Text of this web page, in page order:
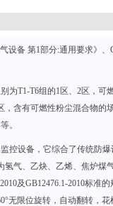
设备 第1部分:通用要求》
为T1-T6组的1区、2区，
，含有可燃性粉尘混合物
。
控设备，它综合了传统防
气、乙炔、乙烯、焦炉煤
及GB12476.1-2010标准
无限位旋转，自动翻转，